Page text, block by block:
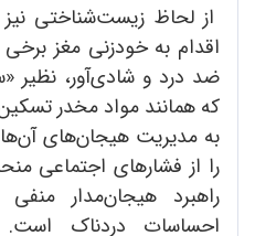
از لحاظ زیست‌شناختی
اقدام به خود‌زنی مغز
ضد درد و شادی‌آور، نظیر
که همانند مواد مخدر
به مدیریت هیجان‌های
را از فشارهای اجتماعی
راهبرد هیجان‌مدار منفی
احساسات دردناک است.